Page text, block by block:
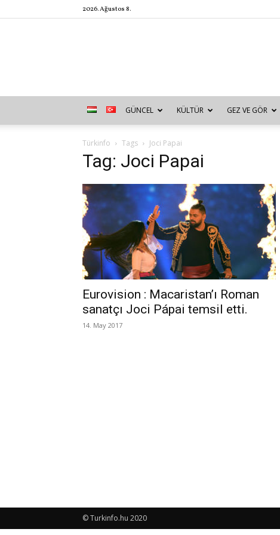
2026. Ağustos 8.
GÜNCEL KÜLTÜR GEZ VE GÖR
Türkinfo Tags Joci Papai
Tag: Joci Papai
Eurovision : Macaristan’ı Roman
sanatçı Joci Pápai temsil etti.
14. May 2017
© Turkinfo.hu 2020